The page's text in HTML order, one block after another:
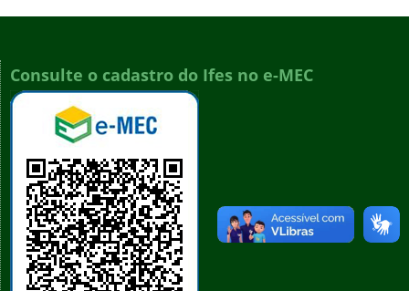
Consulte o cadastro do Ifes no e-MEC